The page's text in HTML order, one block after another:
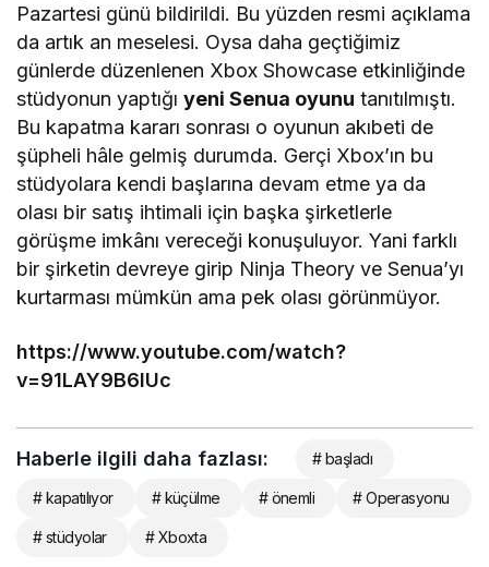
Pazartesi günü bildirildi. Bu yüzden resmi açıklama
da artık an meselesi. Oysa daha geçtiğimiz
günlerde düzenlenen Xbox Showcase etkinliğinde
stüdyonun yaptığıyeni Senua oyunu tanıtılmıştı.
Bu kapatma kararı sonrası o oyunun akıbeti de
şüpheli hâle gelmiş durumda. Gerçi Xbox’ın bu
stüdyolara kendi başlarına devam etme ya da
olası bir satış ihtimali için başka şirketlerle
görüşme imkânı vereceği konuşuluyor. Yani farklı
bir şirketin devreye girip Ninja Theory ve Senua’yı
kurtarması mümkün ama pek olası görünmüyor.
https://www.youtube.com/watch?
v=91LAY9B6lUc
Haberle ilgili daha fazlası: # başladı
# kapatılıyor # küçülme # önemli # Operasyonu
# stüdyolar # Xboxta